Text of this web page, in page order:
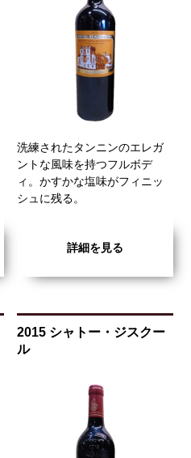
洗練されたタンニンのエレガ
ントな風味を持つフルボデ
ィ。かすかな塩味がフィニッ
シュに残る。
詳細を見る
2015 シャトー・ジスクー
ル